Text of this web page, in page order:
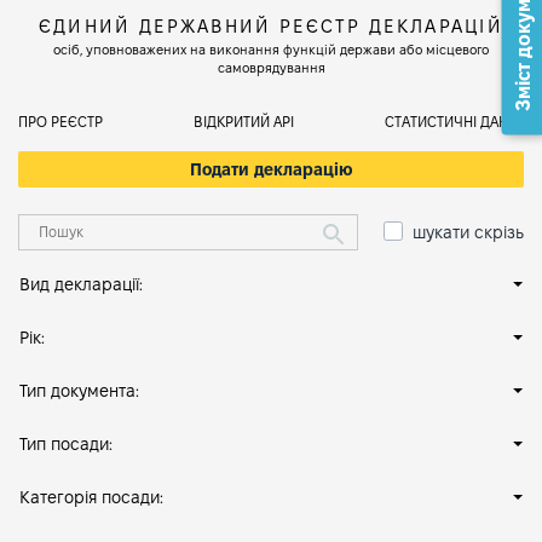
ЄДИНИЙ ДЕРЖАВНИЙ РЕЄСТР ДЕКЛАРАЦІЙ
осіб, уповноважених на виконання функцій держави або місцевого
самоврядування
ПРО РЕЄСТР ВІДКРИТИЙ АРІ СТАТИСТИЧНІ ДАНІ
Подати декларацію
шукати скрізь
Вид декларації:
Рік:
Тип документа:
Тип посади:
Категорія посади:
Зміст документа